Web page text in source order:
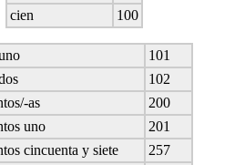
cien
100
101
102
as
200
uno
201
cincuenta y siete
257